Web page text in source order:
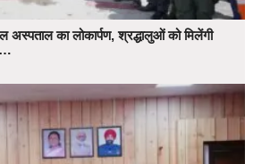
अस्पताल का लोकार्पण, श्रद्धालुओं को मिलेंगी